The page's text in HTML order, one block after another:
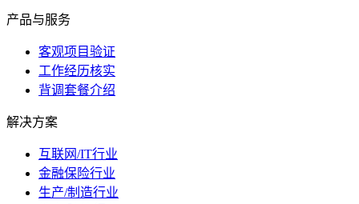
产品与服务
客观项目验证
工作经历核实
背调套餐介绍
解决方案
互联网/IT行业
金融保险行业
生产/制造行业